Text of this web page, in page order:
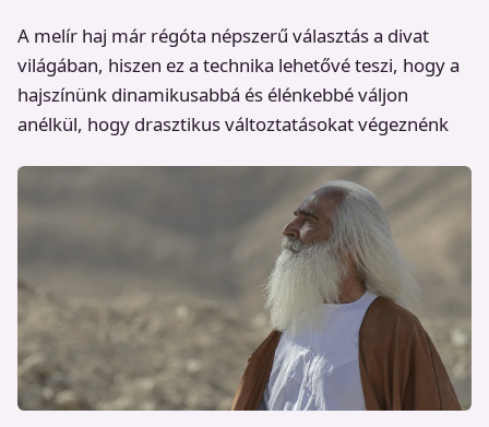
A melír haj már régóta népszerű választás a divat
világában, hiszen ez a technika lehetővé teszi, hogy a
hajszínünk dinamikusabbá és élénkebbé váljon
anélkül, hogy drasztikus változtatásokat végeznénk